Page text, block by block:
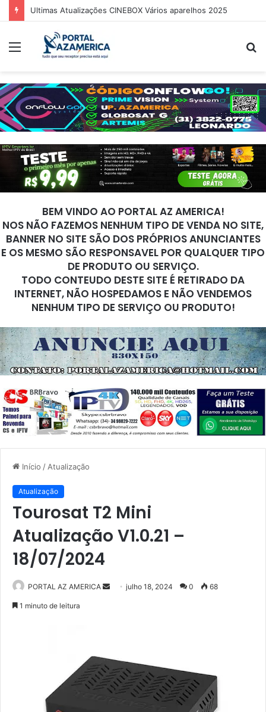
Guia Oficial de Recuperação do LED Vermelho
Menu
BEM VINDO AO PORTAL AZ AMERICA!
NOS NÃO FAZEMOS NENHUM TIPO DE VENDA NO SITE,
BANNER NO SITE SÃO DOS PRÓPRIOS ANUNCIANTES
E OS MESMO SÃO RESPONSAVEL POR QUALQUER TIPO
DE PRODUTO OU SERVIÇO.
TODO CONTEUDO DESTE SITE É RETIRADO DA
INTERNET, NÃO HOSPEDAMOS E NÃO VENDEMOS
NENHUM TIPO DE SERVIÇO OU PRODUTO!
Início / Atualização
Atualização
Tourosat T2 Mini
Atualização V1.0.21 –
18/07/2024
PORTAL AZ AMERICA
u
m
e
-
julho 18, 2024 0 68
1 minuto de leitura